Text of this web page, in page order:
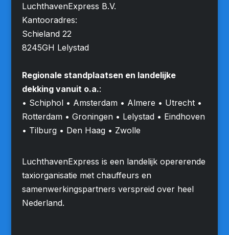
LuchthavenExpress B.V.
Kantooradres:
Schieland 22
8245GH Lelystad
Regionale standplaatsen en landelijke
dekking vanuit o.a.:
• Schiphol • Amsterdam • Almere • Utrecht •
Rotterdam • Groningen • Lelystad • Eindhoven
• Tilburg • Den Haag • Zwolle
LuchthavenExpress is een landelijk opererende
taxiorganisatie met chauffeurs en
samenwerkingspartners verspreid over heel
Nederland.